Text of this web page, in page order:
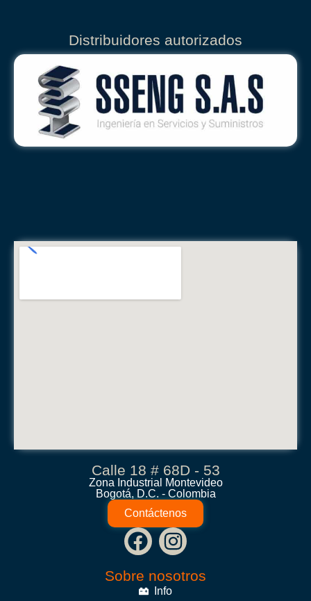
Distribuidores autorizados
Calle 18 # 68D - 53
Zona Industrial Montevideo
Bogotá, D.C. - Colombia
Contáctenos
Sobre nosotros
Info